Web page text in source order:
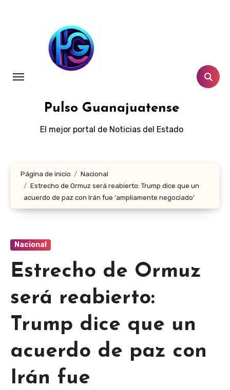
Pulso Guanajuatense
El mejor portal de Noticias del Estado
Página de inicio
Nacional
Estrecho de Ormuz será reabierto: Trump dice que un
acuerdo de paz con Irán fue ‘ampliamente negociado’
Nacional
Estrecho de Ormuz
será reabierto:
Trump dice que un
acuerdo de paz con
Irán fue